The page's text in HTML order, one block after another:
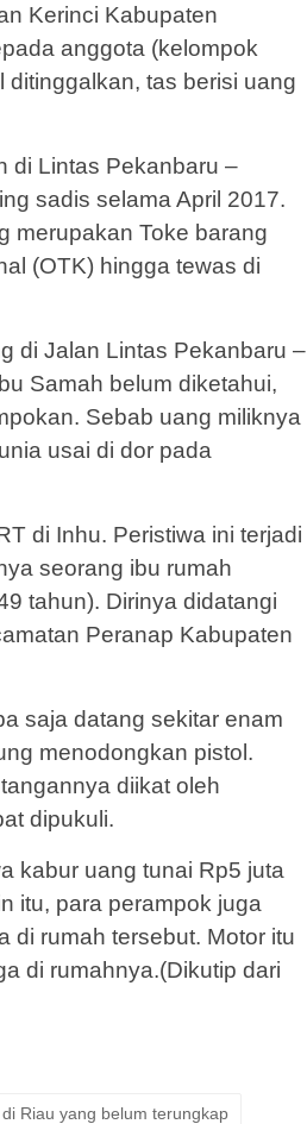
Kerinci Kabupaten
anggota (kelompok
tas berisi uang
di Lintas Pekanbaru –
sadis selama April 2017.
merupakan Toke barang
(OTK) hingga tewas di
di Jalan Lintas Pekanbaru –
Samah belum diketahui,
Sebab uang miliknya
usai di dor pada
di Inhu. Peristiwa ini terjadi
seorang ibu rumah
tahun). Dirinya didatangi
Peranap Kabupaten
saja datang sekitar enam
menodongkan pistol.
diikat oleh
dipukuli.
kabur uang tunai Rp5 juta
itu, para perampok juga
di rumah tersebut. Motor itu
di rumahnya.(Dikutip dari
Riau yang belum terungkap